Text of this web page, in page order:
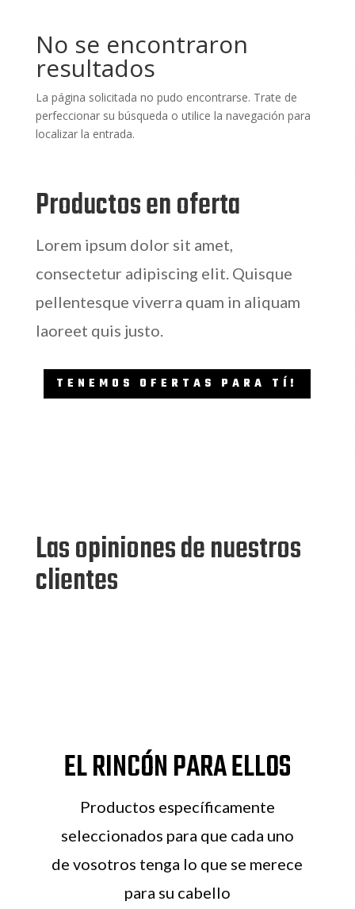
No se encontraron
resultados
La página solicitada no pudo encontrarse. Trate de
perfeccionar su búsqueda o utilice la navegación para
localizar la entrada.
Productos en oferta
Lorem ipsum dolor sit amet,
consectetur adipiscing elit. Quisque
pellentesque viverra quam in aliquam
laoreet quis justo.
TENEMOS OFERTAS PARA TÍ!
Las opiniones de nuestros
clientes
EL RINCÓN PARA ELLOS
Productos específicamente
seleccionados para que cada uno
de vosotros tenga lo que se merece
para su cabello